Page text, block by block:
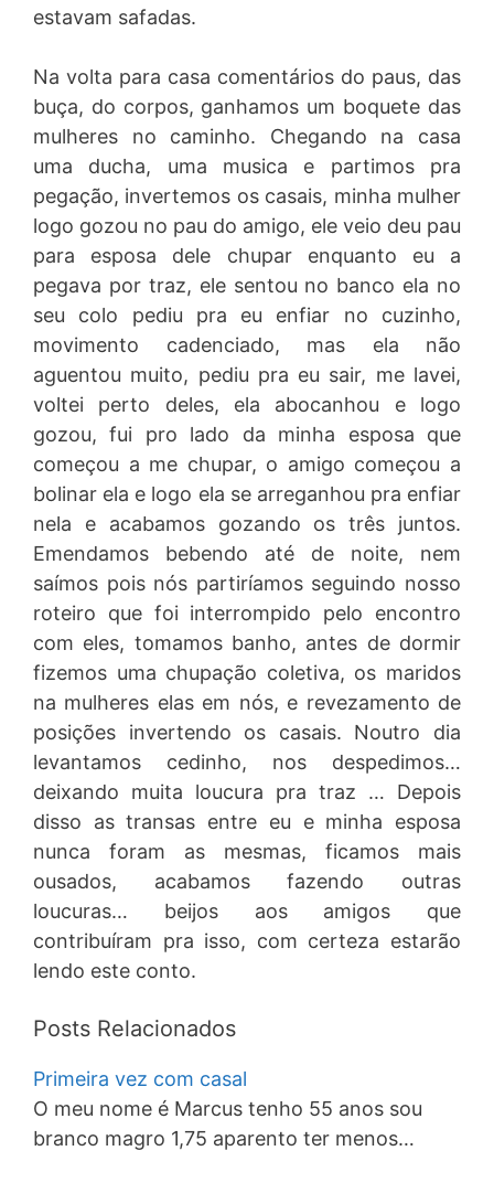
estavam safadas.
Na volta para casa comentários do paus, das
buça, do corpos, ganhamos um boquete das
mulheres no caminho. Chegando na casa
uma ducha, uma musica e partimos pra
pegação, invertemos os casais, minha mulher
logo gozou no pau do amigo, ele veio deu pau
para esposa dele chupar enquanto eu a
pegava por traz, ele sentou no banco ela no
seu colo pediu pra eu enfiar no cuzinho,
movimento cadenciado, mas ela não
aguentou muito, pediu pra eu sair, me lavei,
voltei perto deles, ela abocanhou e logo
gozou, fui pro lado da minha esposa que
começou a me chupar, o amigo começou a
bolinar ela e logo ela se arreganhou pra enfiar
nela e acabamos gozando os três juntos.
Emendamos bebendo até de noite, nem
saímos pois nós partiríamos seguindo nosso
roteiro que foi interrompido pelo encontro
com eles, tomamos banho, antes de dormir
fizemos uma chupação coletiva, os maridos
na mulheres elas em nós, e revezamento de
posições invertendo os casais. Noutro dia
levantamos cedinho, nos despedimos…
deixando muita loucura pra traz … Depois
disso as transas entre eu e minha esposa
nunca foram as mesmas, ficamos mais
ousados, acabamos fazendo outras
loucuras… beijos aos amigos que
contribuíram pra isso, com certeza estarão
lendo este conto.
Posts Relacionados
Primeira vez com casal
O meu nome é Marcus tenho 55 anos sou
branco magro 1,75 aparento ter menos…